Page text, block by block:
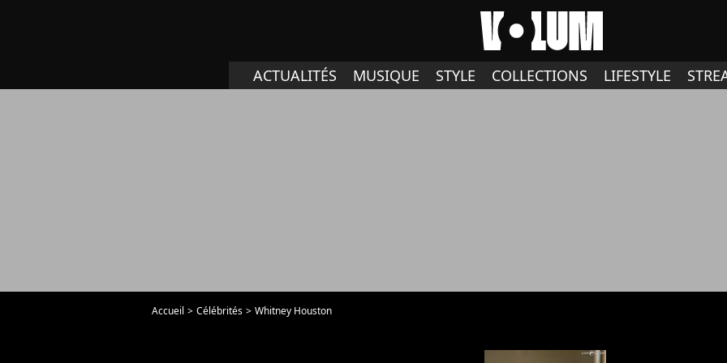
ACTUALITÉS MUSIQUE STYLE COLLECTIONS LIFESTYLE
Accueil Célébrités Whitney Houston